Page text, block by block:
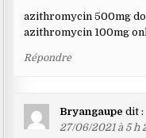
azithromycin 500mg
azithromycin 100mg
Répondre
Bryangaupe dit :
27/06/2021 à 5 h